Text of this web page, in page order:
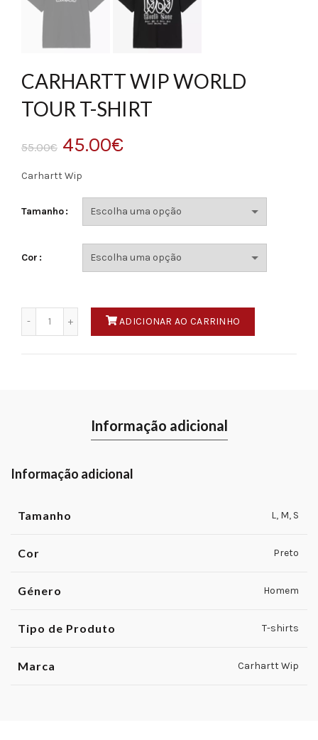
CARHARTT WIP WORLD
TOUR T-SHIRT
55.00€ O
preço
original
era:
55.00€.
45.00€O
atual
é:
45.00€.
Carhartt Wip
Tamanho
Cor
Quantidade
ADICIONAR AO CARRINHO
Informação adicional
Informação adicional
Tamanho L, M, S
Cor Preto
Género Homem
Tipo de Produto T-shirts
Marca Carhartt Wip